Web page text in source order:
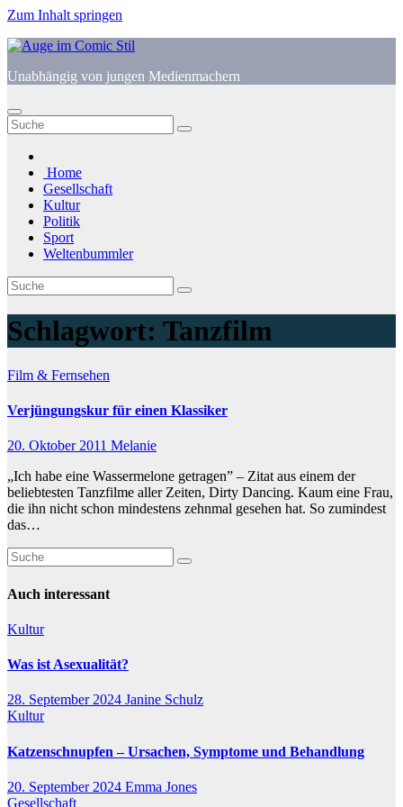
Zum Inhalt springen
Unabhängig von jungen Medienmachern
Home
Gesellschaft
Kultur
Politik
Sport
Weltenbummler
Schlagwort: Tanzfilm
Film & Fernsehen
Verjüngungskur für einen Klassiker
20. Oktober 2011 Melanie
„Ich habe eine Wassermelone getragen” – Zitat aus einem der
beliebtesten Tanzfilme aller Zeiten, Dirty Dancing. Kaum eine Frau,
die ihn nicht schon mindestens zehnmal gesehen hat. So zumindest
das…
Auch interessant
Kultur
Was ist Asexualität?
28. September 2024 Janine Schulz
Kultur
Katzenschnupfen – Ursachen, Symptome und Behandlung
20. September 2024 Emma Jones
Gesellschaft